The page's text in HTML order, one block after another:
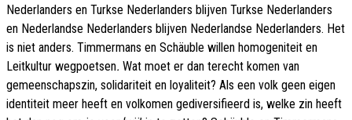
Nederlanders en Turkse Nederlanders blijven Turkse Nederlanders
en Nederlandse Nederlanders blijven Nederlandse Nederlanders. Het
is niet anders. Timmermans en Schäuble willen homogeniteit en
Leitkultur wegpoetsen. Wat moet er dan terecht komen van
gemeenschapszin, solidariteit en loyaliteit? Als een volk geen eigen
identiteit meer heeft en volkomen gediversifieerd is, welke zin heeft